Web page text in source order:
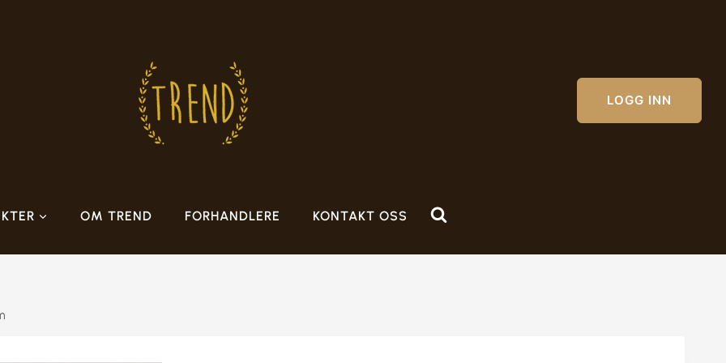
LOGG INN
OM TREND FORHANDLERE KONTAKT OSS